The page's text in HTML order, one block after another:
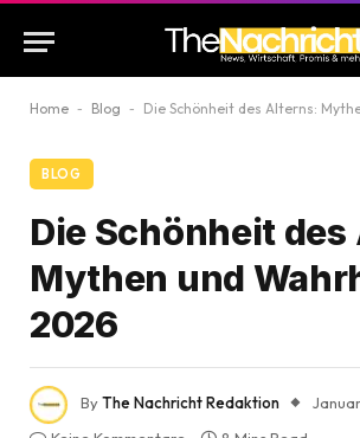
Home - Blog - Die Schönheit des Alterns: Mythen
BLOG
Die Schönheit
Mythen und
2026
ByThe Nachricht Redaktion